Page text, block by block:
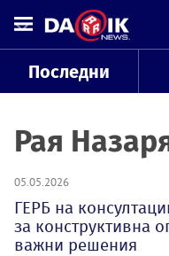
Последни
Рая
05.05.2026
ГЕРБ на
за конструктивна
важни решения